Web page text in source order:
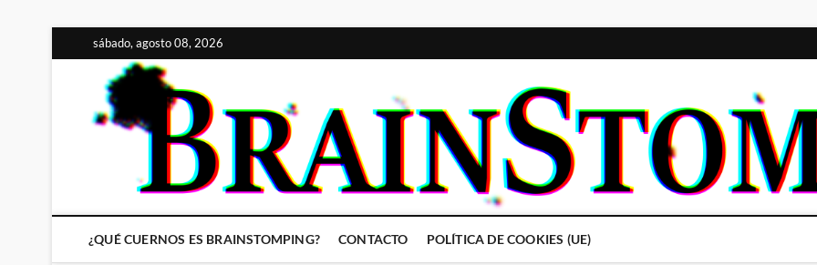
al
contenido
sábado, agosto 08, 2026
¿QUÉ CUERNOS ES BRAINSTOMPING? CONTACTO POLÍTICA DE COOKIES (UE)